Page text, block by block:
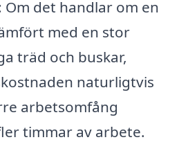
Om det handlar om en
med en stor
träd och buskar,
naturligtvis
arbetsomfång
timmar av arbete.